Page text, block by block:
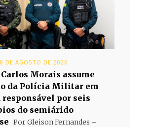
6 DE AGOSTO DE 2026
Morais assume
da Polícia Militar em
responsável por seis
do semiárido
Por Gleison Fernandes –